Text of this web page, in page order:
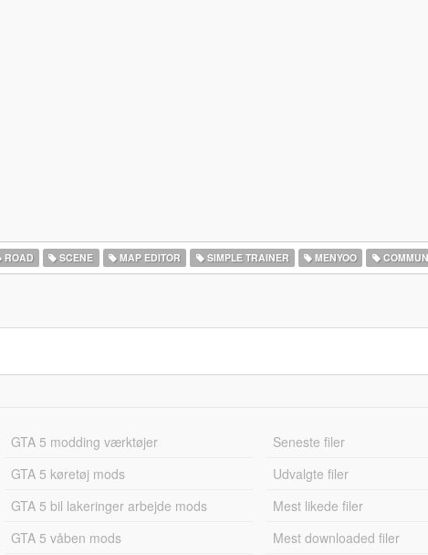
ROAD SCENE MAP EDITOR SIMPLE TRAINER MENYOO
GTA 5 modding værktøjer
GTA 5 køretøj mods
GTA 5 bil lakeringer arbejde mods
GTA 5 våben mods
Seneste filer
Udvalgte filer
Mest likede filer
Mest downloaded filer